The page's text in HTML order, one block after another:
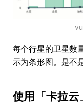
每个行星的卫星数
示为条形图。是不
使用「卡拉